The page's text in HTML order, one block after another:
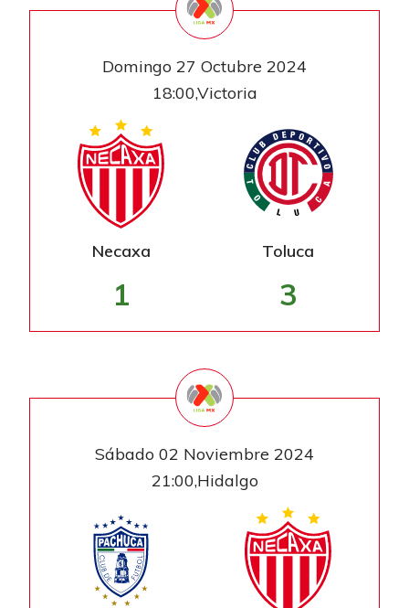
Domingo 27 Octubre 2024
18:00,Victoria
Necaxa
1
Toluca
3
Sábado 02 Noviembre 2024
21:00,Hidalgo